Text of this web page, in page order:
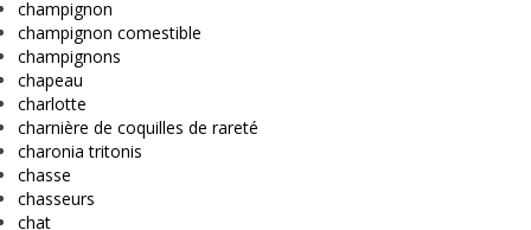
champignon
champignon comestible
champignons
chapeau
charlotte
charnière de coquilles de rareté
charonia tritonis
chasse
chasseurs
chat